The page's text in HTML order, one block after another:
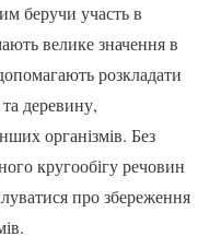
беручи участь в
велике значення в
розкладати
деревину,
організмів. Без
кругообігу речовин
про збереження